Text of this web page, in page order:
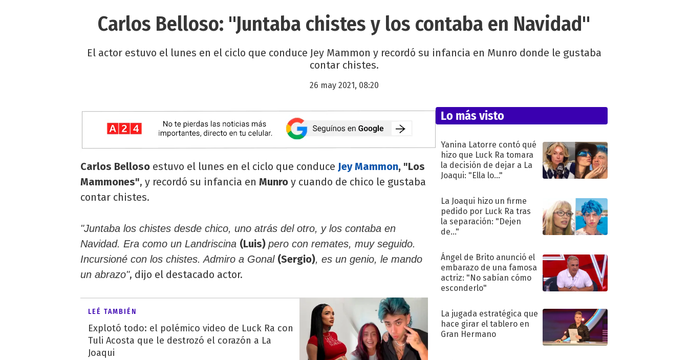
Carlos Belloso: "Juntaba chistes y los contaba en Navidad"
El actor estuvo el lunes en el ciclo que conduce Jey Mammon y recordó su infancia en Munro donde le gustaba
contar chistes.
26 may 2021, 08:20
Carlos Belloso estuvo el lunes en el ciclo que conduce Jey Mammon, "Los
Mammones", y recordó su infancia en Munro y cuando de chico le gustaba
contar chistes.
"Juntaba los chistes desde chico, uno atrás del otro, y los contaba en
Navidad. Era como un Landriscina (Luis) pero con remates, muy seguido.
Incursioné con los chistes. Admiro a Gonal (Sergio), es un genio, le mando
un abrazo", dijo el destacado actor.
LEÉ TAMBIÉN
Explotó todo: el polémico video de Luck Ra con
Tuli Acosta que le destrozó el corazón a La
Joaqui
Lo más visto
Yanina Latorre contó qué
hizo que Luck Ra tomara
la decisión de dejar a La
Joaqui: "Ella lo..."
La Joaqui hizo un firme
pedido por Luck Ra tras
la separación: "Dejen
de..."
Ángel de Brito anunció el
embarazo de una famosa
actriz: "No sabían cómo
esconderlo"
La jugada estratégica que
hace girar el tablero en
Gran Hermano